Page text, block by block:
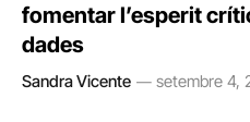
fomentar l’esperit
dades
Sandra Vicente setembre 4,